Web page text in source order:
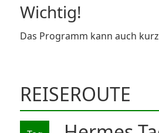
Wichtig!
Das Programm kann auch
REISEROUTE